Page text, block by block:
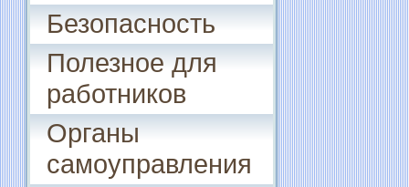
Безопасность
Полезное для
работников
Органы
самоуправления